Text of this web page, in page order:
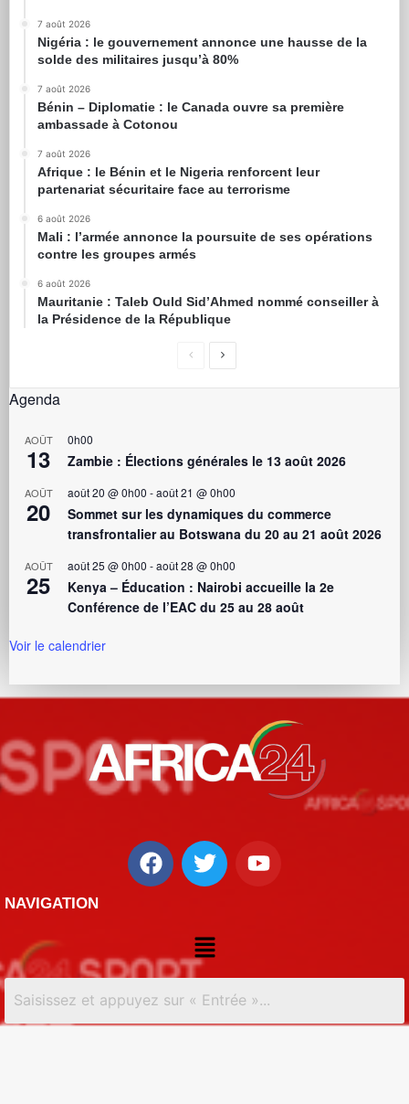
7 août 2026
Nigéria : le gouvernement annonce une hausse de la
solde des militaires jusqu’à 80%
7 août 2026
Bénin – Diplomatie : le Canada ouvre sa première
ambassade à Cotonou
7 août 2026
Afrique : le Bénin et le Nigeria renforcent leur
partenariat sécuritaire face au terrorisme
6 août 2026
Mali : l’armée annonce la poursuite de ses opérations
contre les groupes armés
6 août 2026
Mauritanie : Taleb Ould Sid’Ahmed nommé conseiller à
la Présidence de la République
Agenda
AOÛT
13
0h00
Zambie : Élections générales le 13 août 2026
AOÛT
20
août 20 @ 0h00 -août 21 @ 0h00
Sommet sur les dynamiques du commerce
transfrontalier au Botswana du 20 au 21 août 2026
AOÛT
25
août 25 @ 0h00 -août 28 @ 0h00
Kenya – Éducation : Nairobi accueille la 2e
Conférence de l’EAC du 25 au 28 août
Voir le calendrier
NAVIGATION